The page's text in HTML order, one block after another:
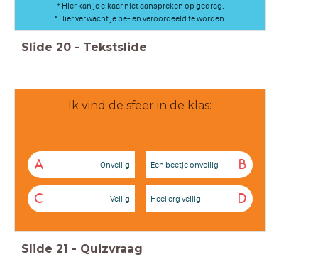
* Hier kan je elkaar niet aanspreken op gedrag.
* Hier verwacht je be- en veroordeeld te worden.
Slide 20 - Tekstslide
Ik vind de sfeer in de klas:
A Onveilig B
Een beetje onveilig
C Veilig D
Heel erg veilig
Slide 21 - Quizvraag